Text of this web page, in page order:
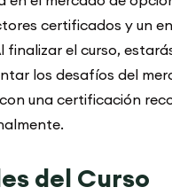
certificados y un
finalizar el curso,
los desafíos del
una certificación
del Curso